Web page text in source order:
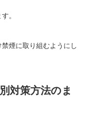
。
煙に取り組むようにし
対策方法のま